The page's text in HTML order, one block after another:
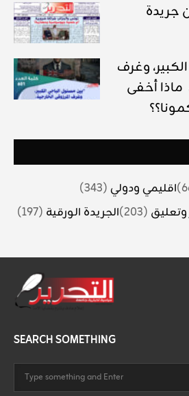
602 من جريدة
وغرف
ماذا أخفى
اقليمي ودولي (343)
وتعليق (203) الجريدة الورقية (197)
SEARCH SOMETHING